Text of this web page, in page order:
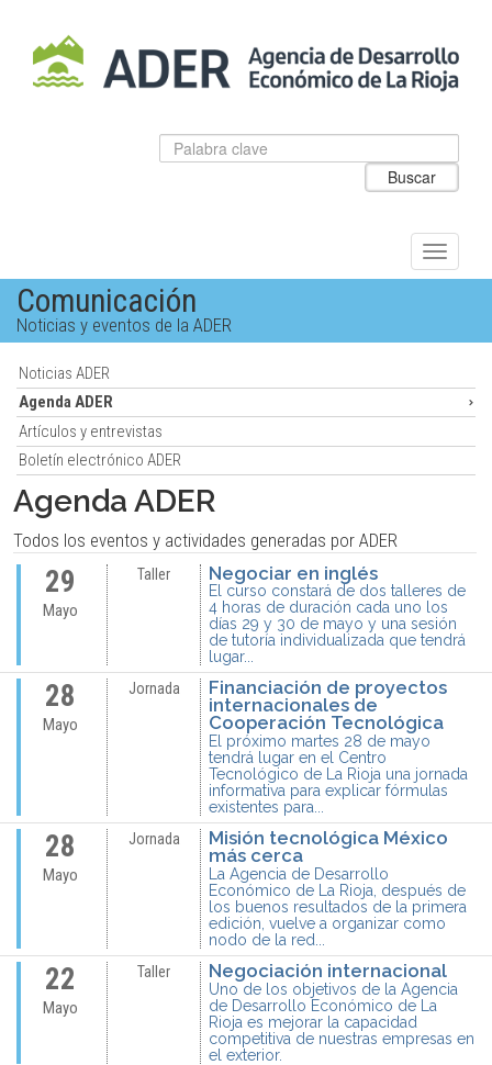
Salto
al
contenido
Datos
para
Introduzca
el
Buscar
Alternar
Comunicación
Noticias y eventos de la ADER
Noticias ADER
Agenda ADER
Artículos y entrevistas
Boletín electrónico ADER
Agenda ADER
Todos los eventos y actividades generadas por ADER
29
Mayo
Taller Negociar en inglés
El curso constará de dos talleres de
4 horas de duración cada uno los
días 29 y 30 de mayo y una sesión
de tutoría individualizada que tendrá
lugar...
28
Mayo
Jornada
Financiación de proyectos
internacionales de
Cooperación Tecnológica
El próximo martes 28 de mayo
tendrá lugar en el Centro
Tecnológico de La Rioja una jornada
informativa para explicar fórmulas
existentes para...
28
Mayo
Jornada
Misión tecnológica México
más cerca
La Agencia de Desarrollo
Económico de La Rioja, después de
los buenos resultados de la primera
edición, vuelve a organizar como
nodo de la red...
22
Mayo
Taller Negociación internacional
Uno de los objetivos de la Agencia
de Desarrollo Económico de La
Rioja es mejorar la capacidad
competitiva de nuestras empresas en
el exterior.